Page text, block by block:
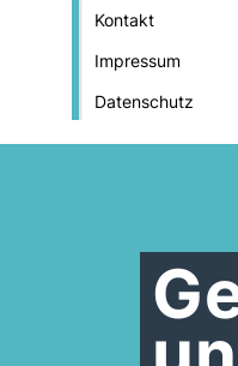
Kontakt
Impressum
Datenschutz